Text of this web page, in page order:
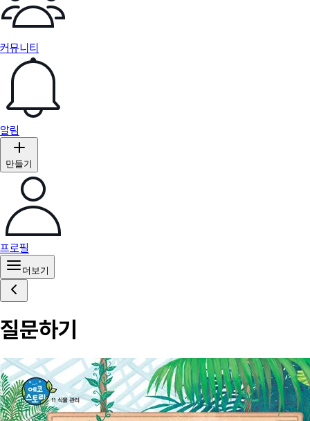
커뮤니티
알림
만들기
프로필
더보기
질문하기